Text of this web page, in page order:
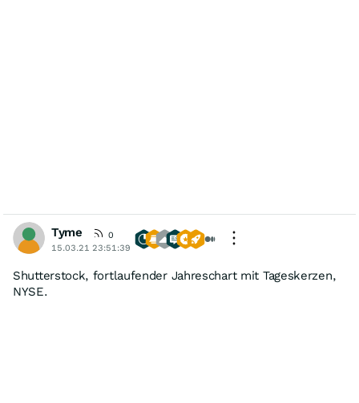
Tyme
0
15.03.21 23:51:39
Shutterstock, fortlaufender Jahreschart mit Tageskerzen,
NYSE.